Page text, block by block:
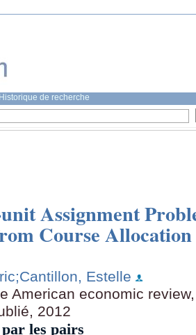
Historique de recherche
Assignment
Course
;Cantillon, Estelle
American economic
2012
les pairs